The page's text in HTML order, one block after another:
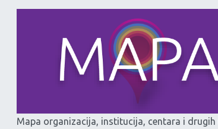
Mapa organizacija, institucija, centara i drugih